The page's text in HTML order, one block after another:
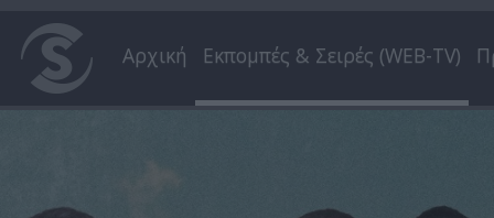
Αρχική Εκπομπές & Σειρές (WEB-TV)